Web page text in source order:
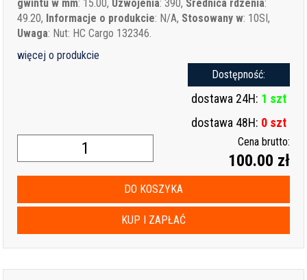
gwintu w mm: 15.00, Uzwojenia: 390, Srednica rdzenia:
49.20, Informacje o produkcie: N/A, Stosowany w: 10SI,
Uwaga: Nut: HC Cargo 132346.
więcej o produkcie
Dostępność:
dostawa 24H: 1 szt
dostawa 48H: 0 szt
Cena brutto:
100.00 zł
DO KOSZYKA
KUP I ZAPŁAĆ